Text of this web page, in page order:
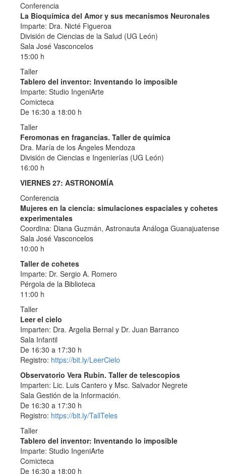
Conferencia
La Bioquímica del Amor y sus mecanismos Neuronales
Imparte: Dra. Nicté Figueroa
División de Ciencias de la Salud (UG León)
Sala José Vasconcelos
15:00 h
Taller
Tablero del inventor: Inventando lo imposible
Imparte: Studio IngeniArte
Comicteca
De 16:30 a 18:00 h
Taller
Feromonas en fragancias. Taller de química
Dra. María de los Ángeles Mendoza
División de Ciencias e Ingenierías (UG León)
16:00 h
VIERNES 27: ASTRONOMÍA
Conferencia
Mujeres en la ciencia: simulaciones espaciales y cohetes
experimentales
Coordina: Diana Guzmán, Astronauta Análoga Guanajuatense
Sala José Vasconcelos
10:00 h
Taller de cohetes
Imparte: Dr. Sergio A. Romero
Pérgola de la Biblioteca
11:00 h
Taller
Leer el cielo
Imparten: Dra. Argelia Bernal y Dr. Juan Barranco
Sala Infantil
De 16:30 a 17:30 h
Registro: https://bit.ly/LeerCielo
Observatorio Vera Rubin. Taller de telescopios
Imparten: Lic. Luis Cantero y Msc. Salvador Negrete
Sala Gestión de la Información.
De 16:30 a 17:30 h
Registro: https://bit.ly/TallTeles
Taller
Tablero del inventor: Inventando lo imposible
Imparte: Studio IngeniArte
Comicteca
De 16:30 a 18:00 h